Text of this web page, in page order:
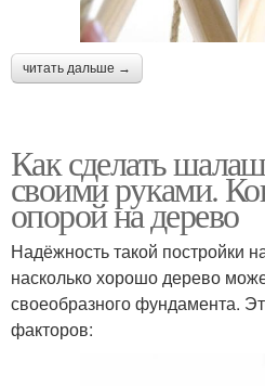
читать дальше →
Как сделать
своими руками.
опорой на дерево
Надёжность такой постройки
насколько хорошо дерево
своеобразного фундамента.
факторов: